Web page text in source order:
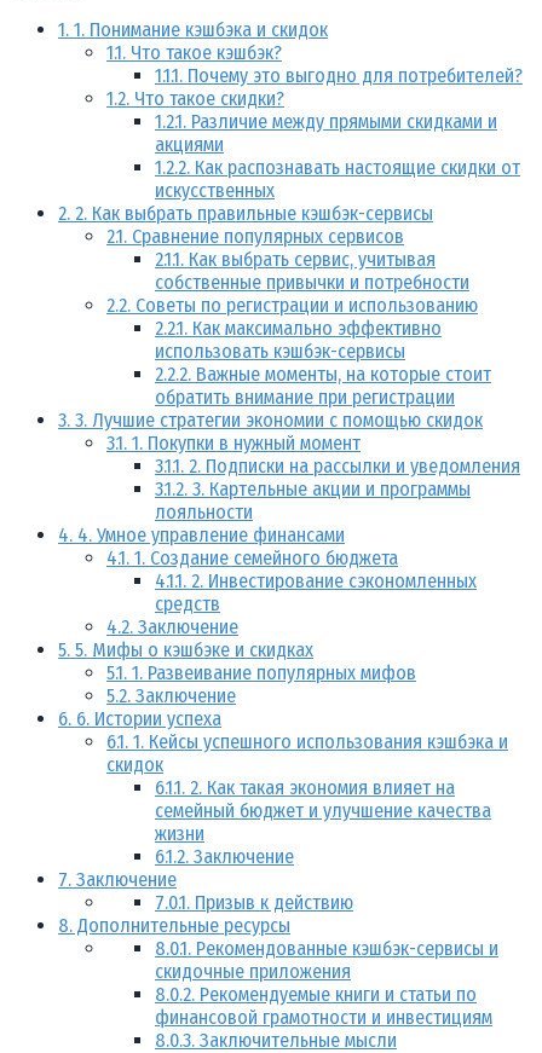
1. 1. Понимание кэшбэка и скидок
1.1. Что такое кэшбэк?
1.1.1. Почему это выгодно для потребителей?
1.2. Что такое скидки?
1.2.1. Различие между прямыми скидками и
акциями
1.2.2. Как распознавать настоящие скидки от
искусственных
2. 2. Как выбрать правильные кэшбэк-сервисы
2.1. Сравнение популярных сервисов
2.1.1. Как выбрать сервис, учитывая
собственные привычки и потребности
2.2. Советы по регистрации и использованию
2.2.1. Как максимально эффективно
использовать кэшбэк-сервисы
2.2.2. Важные моменты, на которые стоит
обратить внимание при регистрации
3. 3. Лучшие стратегии экономии с помощью скидок
3.1. 1. Покупки в нужный момент
3.1.1. 2. Подписки на рассылки и уведомления
3.1.2. 3. Картельные акции и программы
лояльности
4. 4. Умное управление финансами
4.1. 1. Создание семейного бюджета
4.1.1. 2. Инвестирование сэкономленных
средств
4.2. Заключение
5. 5. Мифы о кэшбэке и скидках
5.1. 1. Развеивание популярных мифов
5.2. Заключение
6. 6. Истории успеха
6.1. 1. Кейсы успешного использования кэшбэка и
скидок
6.1.1. 2. Как такая экономия влияет на
семейный бюджет и улучшение качества
жизни
6.1.2. Заключение
7. Заключение
7.0.1. Призыв к действию
8. Дополнительные ресурсы
8.0.1. Рекомендованные кэшбэк-сервисы и
скидочные приложения
8.0.2. Рекомендуемые книги и статьи по
финансовой грамотности и инвестициям
8.0.3. Заключительные мысли